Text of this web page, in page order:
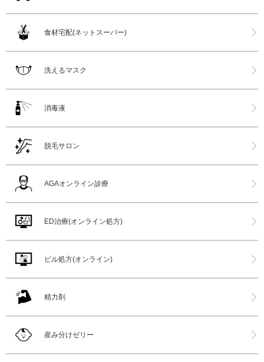
食材宅配(ネットスーパー)
洗えるマスク
消毒液
脱毛サロン
AGAオンライン診療
ED治療(オンライン処方)
ピル処方(オンライン)
精力剤
産み分けゼリー